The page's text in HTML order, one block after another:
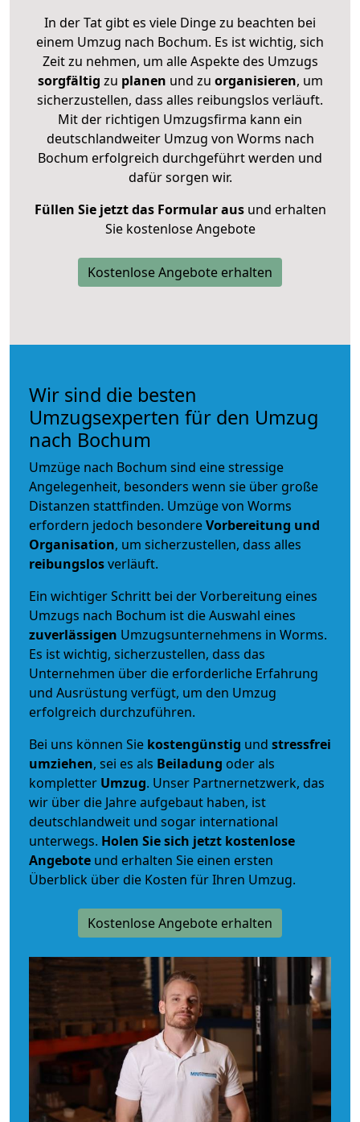
In der Tat gibt es viele Dinge zu beachten bei
einem Umzug nach Bochum. Es ist wichtig, sich
Zeit zu nehmen, um alle Aspekte des Umzugs
sorgfältig zu planen und zu organisieren, um
sicherzustellen, dass alles reibungslos verläuft.
Mit der richtigen Umzugsfirma kann ein
deutschlandweiter Umzug von Worms nach
Bochum erfolgreich durchgeführt werden und
dafür sorgen wir.
Füllen Sie jetzt das Formular ausund erhalten
Sie kostenlose Angebote
Kostenlose Angebote erhalten
Wir sind die besten
Umzugsexperten für den Umzug
nach Bochum
Umzüge nach Bochum sind eine stressige
Angelegenheit, besonders wenn sie über große
Distanzen stattfinden. Umzüge von Worms
erfordern jedoch besondereVorbereitung und
Organisation, um sicherzustellen, dass alles
reibungslosverläuft.
Ein wichtiger Schritt bei der Vorbereitung eines
Umzugs nach Bochum ist die Auswahl eines
zuverlässigen Umzugsunternehmens in Worms.
Es ist wichtig, sicherzustellen, dass das
Unternehmen über die erforderliche Erfahrung
und Ausrüstung verfügt, um den Umzug
erfolgreich durchzuführen.
Bei uns können Sie kostengünstig und stressfrei
umziehen, sei es als Beiladung oder als
kompletter Umzug. Unser Partnernetzwerk, das
wir über die Jahre aufgebaut haben, ist
deutschlandweit und sogar international
unterwegs. Holen Sie sich jetzt kostenlose
Angebote und erhalten Sie einen ersten
Überblick über die Kosten für Ihren Umzug.
Kostenlose Angebote erhalten